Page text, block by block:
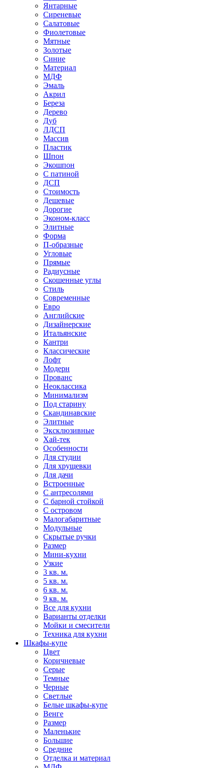
Янтарные
Сиреневые
Салатовые
Фиолетовые
Мятные
Золотые
Синие
Материал
МДФ
Эмаль
Акрил
Береза
Дерево
Дуб
ЛДСП
Массив
Пластик
Шпон
Экошпон
С патиной
ДСП
Стоимость
Дешевые
Дорогие
Эконом-класс
Элитные
Форма
П-образные
Угловые
Прямые
Радиусные
Скошенные углы
Стиль
Современные
Евро
Английские
Дизайнерские
Итальянские
Кантри
Классические
Лофт
Модерн
Прованс
Неоклассика
Минимализм
Под старину
Скандинавские
Элитные
Эксклюзивные
Хай-тек
Особенности
Для студии
Для хрущевки
Для дачи
Встроенные
С антресолями
С барной стойкой
С островом
Малогабаритные
Модульные
Скрытые ручки
Размер
Мини-кухни
Узкие
3 кв. м.
5 кв. м.
6 кв. м.
9 кв. м.
Все для кухни
Варианты отделки
Мойки и смесители
Техника для кухни
Шкафы-купе
Цвет
Коричневые
Серые
Темные
Черные
Светлые
Белые шкафы-купе
Венге
Размер
Маленькие
Большие
Средние
Отделка и материал